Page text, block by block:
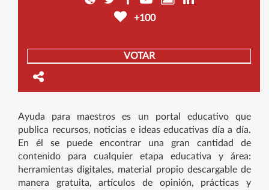
+100
VOTAR
Ayuda para maestros es un portal educativo que
publica recursos, noticias e ideas educativas día a día.
En él se puede encontrar una gran cantidad de
contenido para cualquier etapa educativa y área:
herramientas digitales, material propio descargable de
manera gratuita, artículos de opinión, prácticas y